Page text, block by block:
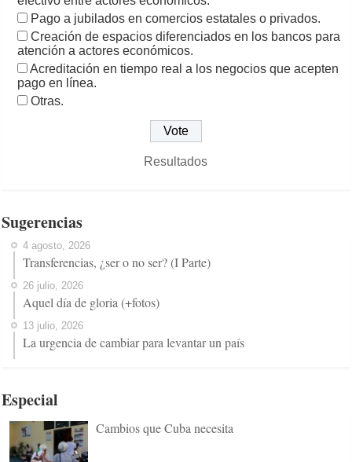
Pago a jubilados en comercios estatales o privados.
Creación de espacios diferenciados en los bancos para
atención a actores económicos.
Acreditación en tiempo real a los negocios que acepten
pago en línea.
Otras.
Resultados
Sugerencias
4 agosto, 2026
Transferencias, ¿ser o no ser? (I Parte)
26 julio, 2026
Aquel día de gloria (+fotos)
13 julio, 2026
La urgencia de cambiar para levantar un país
Especial
Cambios que Cuba necesita